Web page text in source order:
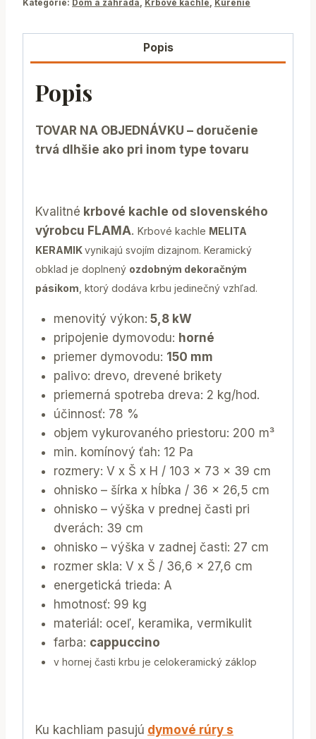
Kategórie: Dom a záhrada Krbové kachle Kúrenie
Popis
Popis
TOVAR NA OBJEDNÁVKU – doručenie
trvá dlhšie ako pri inom type tovaru
Kvalitné krbové kachle od slovenského
výrobcu FLAMA. Krbové kachle MELITA
KERAMIKvynikajú svojím dizajnom. Keramický
obklad je doplnený ozdobným dekoračným
pásikom , ktorý dodáva krbu jedinečný vzhľad.
menovitý výkon: 5,8 kW
pripojenie dymovodu: horné
priemer dymovodu: 150 mm
palivo: drevo, drevené brikety
priemerná spotreba dreva: 2 kg/hod.
účinnosť: 78 %
objem vykurovaného priestoru: 200 m³
min. komínový ťah: 12 Pa
rozmery: V x Š x H / 103 x 73 x 39 cm
ohnisko – šírka x hĺbka / 36 x 26,5 cm
ohnisko – výška v prednej časti pri
dverách: 39 cm
ohnisko – výška v zadnej časti: 27 cm
rozmer skla: V x Š / 36,6 x 27,6 cm
energetická trieda: A
hmotnosť: 99 kg
materiál: oceľ, keramika, vermikulit
farba: cappuccino
v hornej časti krbu je celokeramický záklop
Ku kachliam pasujú dymové rúry s